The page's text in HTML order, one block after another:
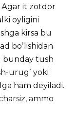
Аgar it zotdor
oyligini
kirsa bu
boʼlishidan
bunday tush
urugʼ yoki
ham deyiladi.
ammo